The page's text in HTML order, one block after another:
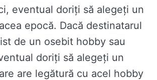
eventual doriți să alegeți un
epocă. Dacă destinatarul
de un osebit hobby sau
doriți să alegeți un
are legătură cu acel hobby